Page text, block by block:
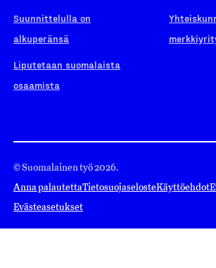
Suunnittelulla on
alkuperänsä
Liputetaan suomalaista
osaamista
© Suomalainen työ 2026.
Anna palautettaTietosuojaselosteKäyttöehdot
Evästeasetukset